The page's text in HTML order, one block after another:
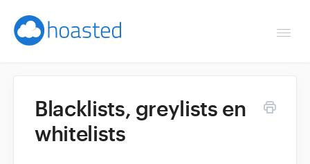
Helpdesk
Blacklists, greylists en
whitelists